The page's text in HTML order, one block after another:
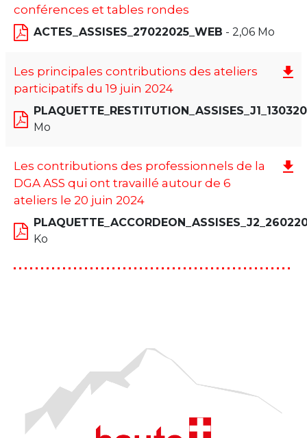
conférences et tables rondes
ACTES_ASSISES_27022025_WEB - 2,06 Mo
Les principales contributions des ateliers
participatifs du 19 juin 2024
Mo
Les contributions des professionnels de la
DGA ASS qui ont travaillé autour de 6
ateliers le 20 juin 2024
Ko